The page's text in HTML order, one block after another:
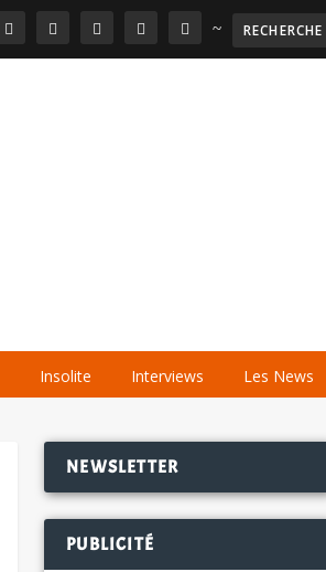
~
Insolite Interviews Les News
NEWSLETTER
PUBLICITÉ